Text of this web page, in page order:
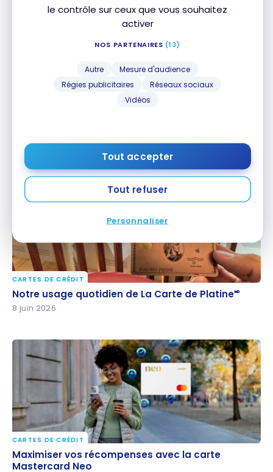
le contrôle sur ceux que vous souhaitez
activer
NOS PARTENAIRES (13)
Autre
Mesure d'audience
Régies publicitaires
Réseaux sociaux
Vidéos
Tout accepter
Tout refuser
Personnaliser
10 juin 2026
Notre usage quotidien de La Carte de Platine🅫
CARTES DE CRÉDIT
Notre usage quotidien de La Carte de Platine🅫
8 juin 2026
Maximiser vos récompenses avec la carte
Mastercard Neo
CARTES DE CRÉDIT
Maximiser vos récompenses avec la carte
Mastercard Neo